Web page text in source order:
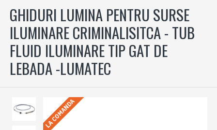
GHIDURI LUMINA PENTRU SURSE
ILUMINARE CRIMINALISITCA - TUB
FLUID ILUMINARE TIP GAT DE
LEBADA -LUMATEC
LA COMANDA